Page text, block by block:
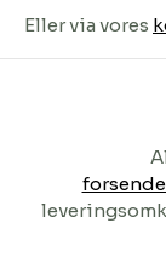
Eller via vores